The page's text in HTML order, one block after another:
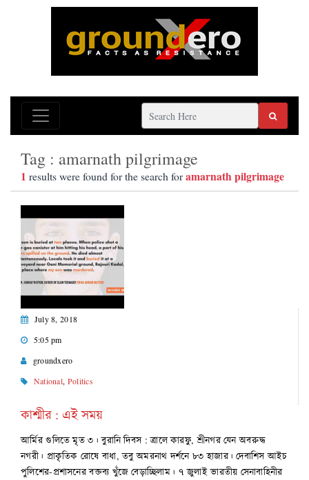
Tag : amarnath pilgrimage
1 results were found for the search foramarnath pilgrimage
July 8, 2018
5:05 pm
groundxero
National, Politics
কাশ্মীর : এই সময়
আর্মির গুলিতে মৃত ৩। বুরানি দিবস : ত্রালে কারফু, শ্রীনগর যেন অবরুদ্ধ
নগরী। প্রাকৃতিক রোষে বাধা, তবু অমরনাথ দর্শনে ৮৩ হাজার। দেবাশিস আইচ
পুলিশের-প্রশাসনের বক্তব্য খুঁজে বেড়াচ্ছিলাম। ৭ জুলাই ভারতীয় সেনাবাহিনীর